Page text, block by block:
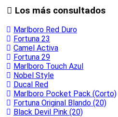
Los más consultados
Marlboro Red Duro
Fortuna 23
Camel Activa
Fortuna 29
Marlboro Touch Azul
Nobel Style
Ducal Red
Marlboro Pocket Pack (Corto)
Fortuna Original Blando (20)
Black Devil Pink (20)